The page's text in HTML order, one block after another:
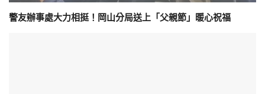
警友辦事處大力相挺！岡山分局送上「父親節」暖心祝福